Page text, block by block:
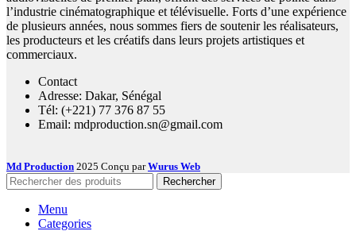
l’industrie cinématographique et télévisuelle. Forts d’une expérience
de plusieurs années, nous sommes fiers de soutenir les réalisateurs,
les producteurs et les créatifs dans leurs projets artistiques et
commerciaux.
Contact
Adresse: Dakar, Sénégal
Tél: (+221) 77 376 87 55
Email: mdproduction.sn@gmail.com
Md Production 2025 Conçu parWurus Web
Rechercher
Menu
Categories